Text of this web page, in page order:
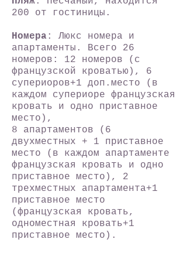
200 от гостиницы.
Номера : Люкс номера и
апартаменты. Всего 26
номеров: 12 номеров (с
французской кроватью), 6
супериоров+1 доп.место (в
каждом супериоре французская
кровать и одно приставное
место),
8 апартаментов (6
двухместных + 1 приставное
место (в каждом апартаменте
французская кровать и одно
приставное место), 2
трехместных апартамента+1
приставное место
(французская кровать,
одноместная кровать+1
приставное место).